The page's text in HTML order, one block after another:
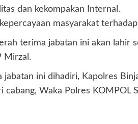
dan kekompakan Internal.
masyarakat
terima jabatan ini akan lahir
Mirzal.
jabatan ini dihadiri, Kapolres
cabang, Waka Polres